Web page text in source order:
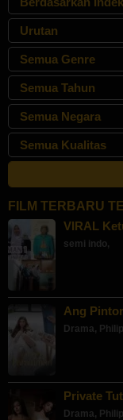
FILM TERBARU
VIRAL
semi indo,
Ang
Drama,
Private
Drama,